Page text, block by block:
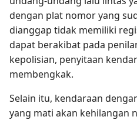
dengan plat nomor yang
dianggap tidak memiliki
dapat berakibat pada
kepolisian, penyitaan
membengkak.
Selain itu, kendaraan
yang mati akan kehilangan